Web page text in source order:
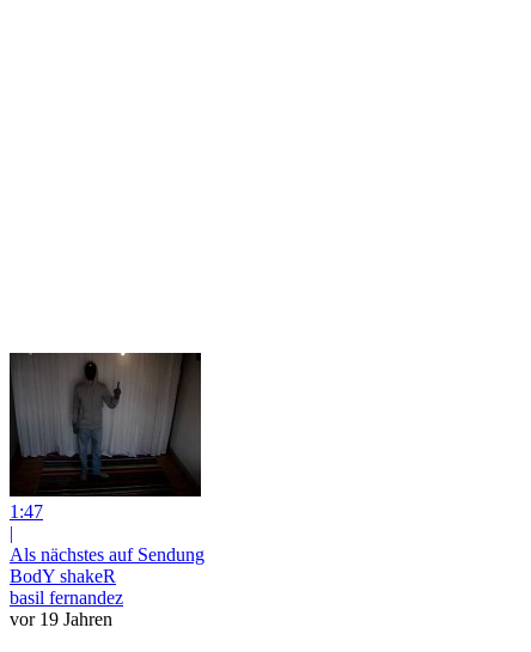
1:47
|
Als nächstes auf Sendung
BodY shakeR
basil fernandez
vor 19 Jahren